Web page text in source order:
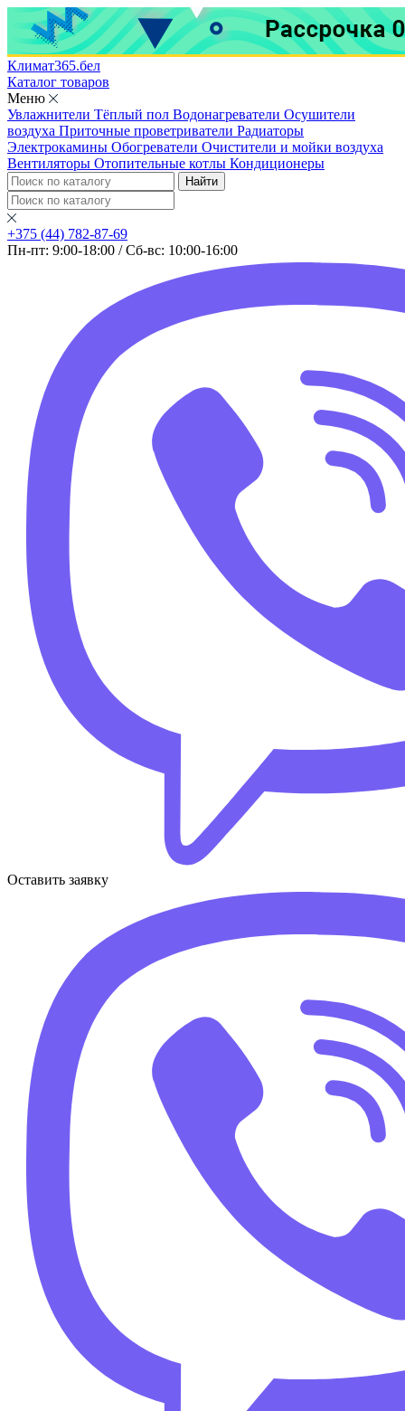
Климат365.бел
Каталог товаров
Меню
Увлажнители Тёплый пол Водонагреватели Осушители
воздуха Приточные проветриватели Радиаторы
Электрокамины Обогреватели Очистители и мойки воздуха
Вентиляторы Отопительные котлы Кондиционеры
Найти
+375 (44) 782-87-69
Пн-пт: 9:00-18:00 / Сб-вс: 10:00-16:00
Оставить заявку